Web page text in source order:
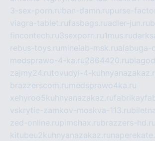
3-sex-porn.ruban-damn.rupurse-
viagra-tablet.rufasbags.ruadler-jun.ru
fincontech.ru3sexporn.ru1mus.ru
rebus-toys.ru minelab-msk.rualabuga-
medsprawo-4-ka.ru2864420.ru
zajmy24.rutovudyi-4-
brazzerscom.ru medsprawo4ka.ru
xehyroo5kuhnyanazakaz.ru
vskrytie-zamkov-moskva-113.ru
zed-online.rupimchax.rubrazzers-hd.ru
kitubeu2kuhnyanazakaz.ru